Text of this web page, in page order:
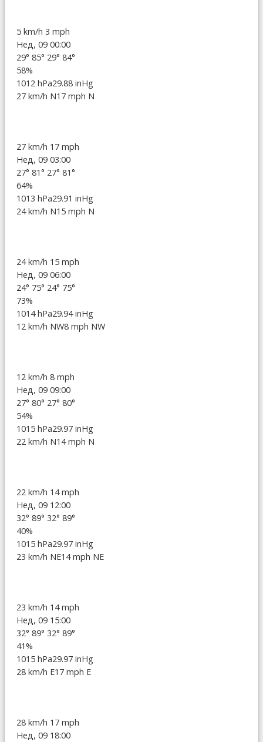
5 km/h 3 mph
Нед, 09 00:00
29° 85° 29° 84°
58%
1012 hPa29.88 inHg
27 km/h N17 mph N
27 km/h 17 mph
Нед, 09 03:00
27° 81° 27° 81°
64%
1013 hPa29.91 inHg
24 km/h N15 mph N
24 km/h 15 mph
Нед, 09 06:00
24° 75° 24° 75°
73%
1014 hPa29.94 inHg
12 km/h NW8 mph NW
12 km/h 8 mph
Нед, 09 09:00
27° 80° 27° 80°
54%
1015 hPa29.97 inHg
22 km/h N14 mph N
22 km/h 14 mph
Нед, 09 12:00
32° 89° 32° 89°
40%
1015 hPa29.97 inHg
23 km/h NE14 mph NE
23 km/h 14 mph
Нед, 09 15:00
32° 89° 32° 89°
41%
1015 hPa29.97 inHg
28 km/h E17 mph E
28 km/h 17 mph
Нед, 09 18:00